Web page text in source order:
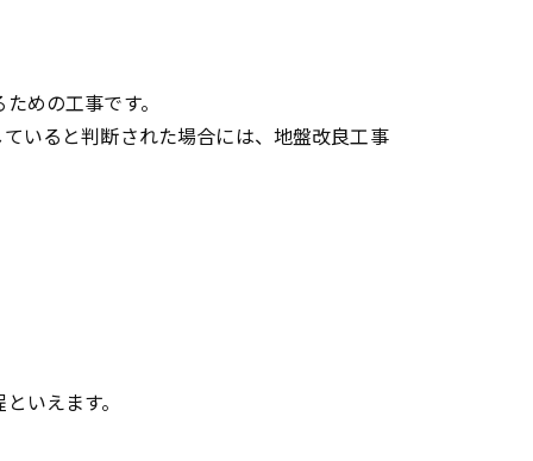
めの工事です。
いると判断された場合には、地盤改良工事
いえます。